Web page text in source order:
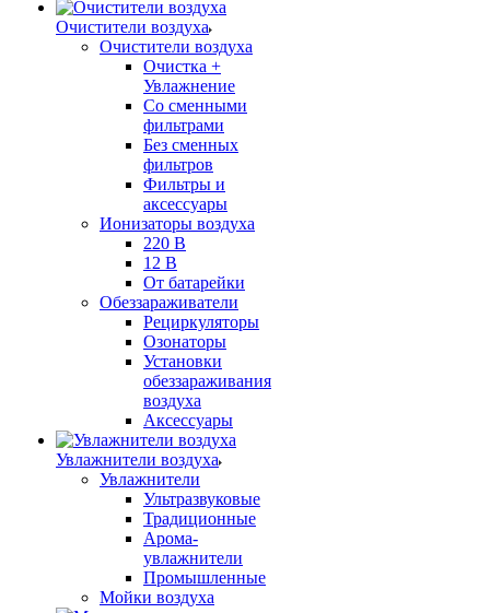
Очистители воздуха
Очистители воздуха
Очистка +
Увлажнение
Cо сменными
фильтрами
Без сменных
фильтров
Фильтры и
аксессуары
Ионизаторы воздуха
220 В
12 В
От батарейки
Обеззараживатели
Рециркуляторы
Озонаторы
Установки
обеззараживания
воздуха
Аксессуары
Увлажнители воздуха
Увлажнители
Ультразвуковые
Традиционные
Арома-
увлажнители
Промышленные
Мойки воздуха